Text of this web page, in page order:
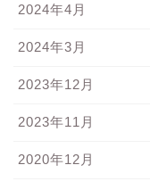
2024年4月
2024年3月
2023年12月
2023年11月
2020年12月